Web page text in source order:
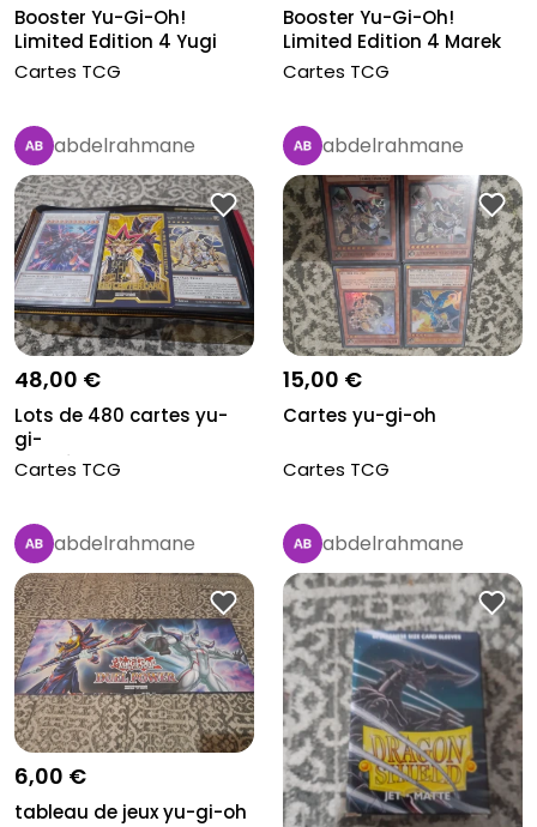
Booster Yu-Gi-Oh!
Limited Edition 4 Yugi
japonais...
Cartes TCG
Booster Yu-Gi-Oh!
Limited Edition 4 Marek
japonais...
Cartes TCG
abdelrahmane
48,00 €
Lots de 480 cartes yu-
gi-
oh,boîtes,pochette,carte...
Cartes TCG
abdelrahmane
15,00 €
Cartes yu-gi-oh
Cartes TCG
abdelrahmane
6,00 €
tableau de jeux yu-gi-oh
abdelrahmane